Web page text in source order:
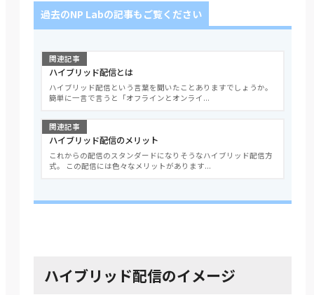
過去のNP Labの記事もご覧ください
関連記事
ハイブリッド配信とは
ハイブリッド配信という言葉を聞いたことありますでしょうか。
簡単に一言で言うと「オフラインとオンライ...
関連記事
ハイブリッド配信のメリット
これからの配信のスタンダードになりそうなハイブリッド配信方
式。 この配信には色々なメリットがあります...
ハイブリッド配信のイメージ